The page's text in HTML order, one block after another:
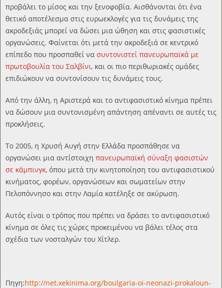
προβάλει το μίσος και την ξενοφοβία. Αισθάνονται ότι ένα
θετικό αποτέλεσμα στις ευρωεκλογές για τις δυνάμεις της
ακροδεξιάς μπορεί να δώσει μια ώθηση και στις φασιστικές
οργανώσεις. Φαίνεται ότι μετά την ακροδεξιά σε κεντρικό
επίπεδο που προσπαθεί να συντονιστεί πανευρωπαϊκά με
πρωτοβουλία του Σαλβίνι, και οι πιο περιθωριακές ομάδες
επιδιώκουν να συντονίσουν τις δυνάμεις τους.
Από την άλλη, η Αριστερά και το αντιφασιστικό κίνημα πρέπει
να δώσουν μια συντονισμένη απάντηση απέναντι σε αυτές τις
προκλήσεις.
Το 2005, η Χρυσή Αυγή στην Ελλάδα προσπάθησε να
οργανώσει μια αντίστοιχη πανευρωπαϊκή σύναξη φασιστών
σε κάμπινγκ, όπου μετά την κινητοποίηση του αντιφασιστικού
κινήματος, φορέων, οργανώσεων και σωματείων στην
Πελοπόννησο και στην Λαμία κατέληξε σε ακύρωση.
Αυτός είναι ο τρόπος που πρέπει να δράσει το αντιφασιστικό
κίνημα σε όλες τις χώρες προκειμένου να βάλει τέλος στα
σχέδια των νοσταλγών του Χίτλερ.
Πηγη:http://net.xekinima.org/boulgaria-oi-neonazi-prokaloun-